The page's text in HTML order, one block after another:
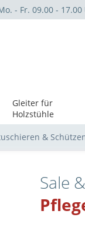
- Fr. 09.00 -
Gleiter für
Holzstühle
&
Sale